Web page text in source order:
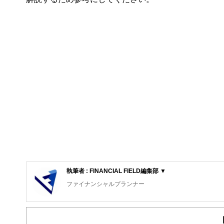
執筆者 : FINANCIAL FIELD編集部 ▼
ファイナンシャルプランナー
FinancialField編集部は、金融、経済に関する記事を、日